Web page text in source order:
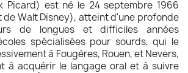
Picard) est né le 24 septembre 1966
de Walt Disney), atteint d'une profonde
de longues et difficiles années
spécialisées pour sourds, qui le
à Fougères, Rouen, et Nevers,
à acquérir le langage oral et à suivre